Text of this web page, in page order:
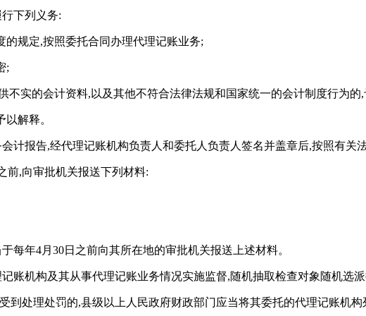
下列义务:
规定,按照委托合同办理代理记账业务;
;
不实的会计资料,以及其他不符合法律法规和国家统一的会计制度行为的,
解释。
计报告,经代理记账机构负责人和委托人负责人签名并盖章后,按照有关
前,向审批机关报送下列材料:
每年4月30日之前向其所在地的审批机关报送上述材料。
账机构及其从事代理记账业务情况实施监督,随机抽取检查对象随机选
到处理处罚的,县级以上人民政府财政部门应当将其委托的代理记账机构